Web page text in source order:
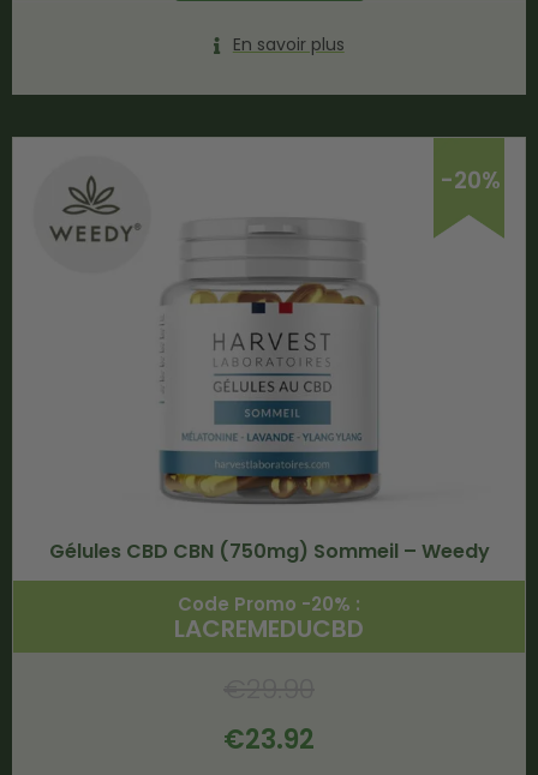
En savoir plus
-20%
Gélules CBD CBN (750mg) Sommeil – Weedy
Code Promo -20% :
LACREMEDUCBD
€23.92